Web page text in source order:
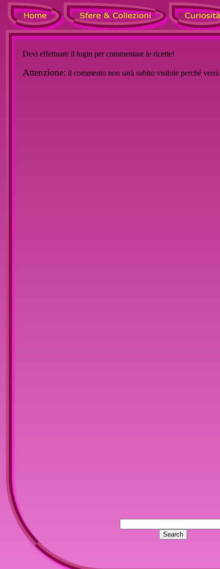
Devi effettuare il login per commentare le ricette!
Attenzione: il commento non sarà subito visibile perché